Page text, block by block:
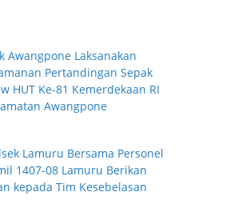
Awangpone Laksanakan
Pertandingan Sepak
HUT Ke-81 Kemerdekaan RI
Awangpone
Lamuru Bersama Personel
1407-08 Lamuru Berikan
kepada Tim Kesebelasan